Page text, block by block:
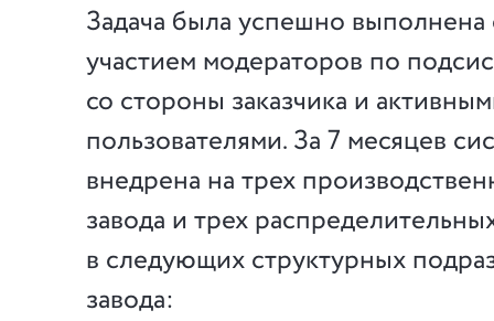
Задача была успешно выполнена
участием модераторов по
со стороны заказчика и
пользователями. За 7 месяцев
внедрена на трех
завода и трех
в следующих структурных
завода: